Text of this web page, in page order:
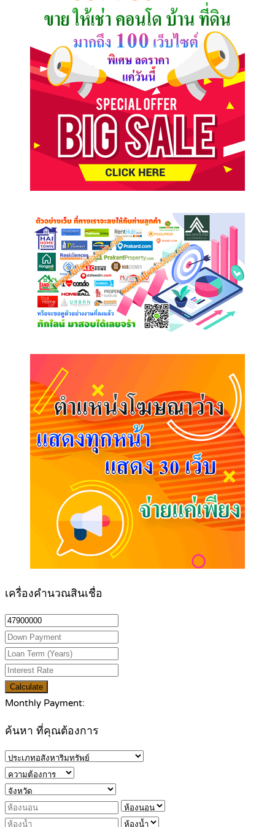
เครื่องคำนวณสินเชื่อ
Calculate
Monthly Payment:
ค้นหา ที่คุณต้องการ